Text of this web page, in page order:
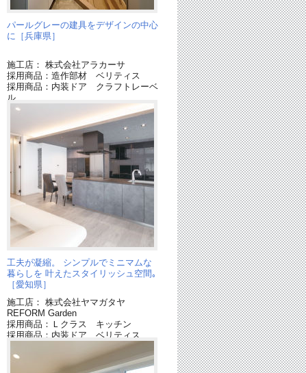
パールグレーの建具をデザインの中心
に［兵庫県］
施工店： 株式会社アラカーサ
採用商品：造作部材 ベリティス
採用商品：内装ドア クラフトレーベ
ル
工夫が凝縮。 シンプルでミニマムな
暮らしを 叶えたスタイリッシュ空間｡
［愛知県］
施工店： 株式会社ヤマガタヤ
REFORM Garden
採用商品：Ｌクラス キッチン
採用商品：内装ドア ベリティス
採用商品：床材 ラピスタイルフロア
ー
採用商品：床材 ベリティスフロアー